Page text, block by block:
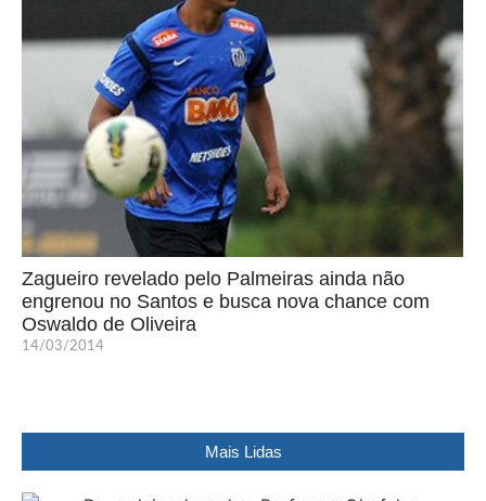
Zagueiro revelado pelo Palmeiras ainda não
engrenou no Santos e busca nova chance com
Oswaldo de Oliveira
14/03/2014
Mais Lidas